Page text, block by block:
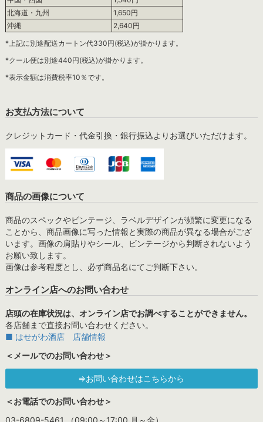
北海道・九州
1,650円
沖縄
2,640円
*上記に別途配送カートン代330円(税込)が掛かります。
*クール便は別途440円(税込)が掛かります。
*表示金額は消費税率10％です。
お支払方法について
クレジットカード・代金引換・銀行振込よりお選びいただけます。
商品の画像について
商品のスペックやビンテージ、ラベルデザインが頻繁に変更になる
ことから、商品画像に写った情報と実際の商品が異なる場合がござ
います。画像の肩貼りやシール、ビンテージから判断されないよう
お願い致します。
画像は参考程度とし、必ず商品名にてご判断下さい。
オンライン店へのお問い合わせ
店頭の在庫状況は、オンライン店でお調べすることができません。
各店舗まで直接お問い合わせください。
■ はせがわ酒店 店舗情報
＜メールでのお問い合わせ＞
⇒お問い合わせはこちらから
＜お電話でのお問い合わせ＞
03-6809-5461 （09:00～17:00 月～金）